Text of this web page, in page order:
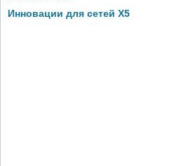
Инновации для сетей X5